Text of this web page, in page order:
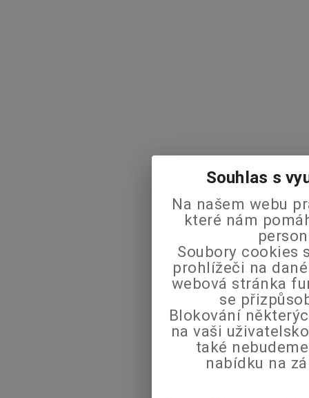
Souhlas s
Na našem webu
které nám
Soubory cookies
prohlížeči na
webová stránka
se
Blokování
na vaši
také
nabídku na